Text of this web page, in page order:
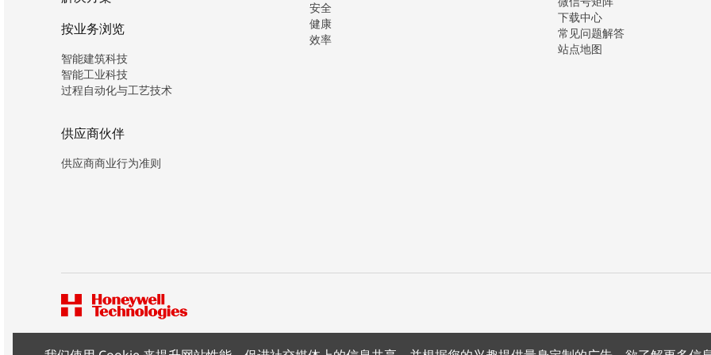
按业务浏览
智能建筑科技
智能工业科技
过程自动化与工艺技术
供应商伙伴
供应商商业行为准则
安全
健康
效率
下载中心
常见问题解答
站点地图